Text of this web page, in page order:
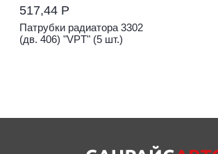
517,44 Р
Патрубки радиатора 3302
(дв. 406) "VPT" (5 шт.)